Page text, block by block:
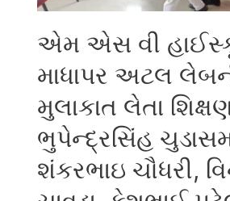
એમ એસ વી
માધાપર અટલ
મુલાકાત લેતા
ભુપેન્દ્રસિંહ
શંકરભાઇ ચૌધરી,